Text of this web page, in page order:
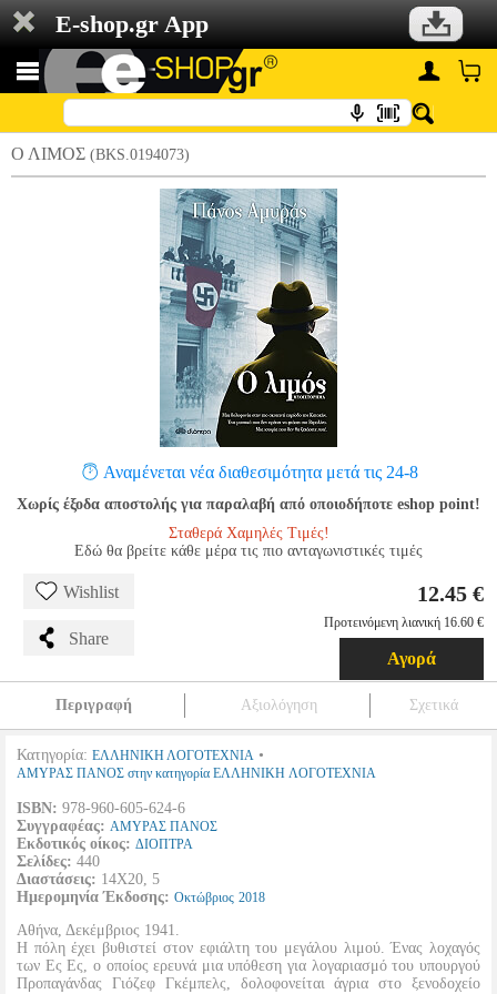
E-shop.gr App
Ο ΛΙΜΟΣ (BKS.0194073)
Αναμένεται νέα διαθεσιμότητα μετά τις 24-8
Χωρίς έξοδα αποστολής για παραλαβή από οποιοδήποτε eshop point!
Σταθερά Χαμηλές Τιμές!
Εδώ θα βρείτε κάθε μέρα τις πιο ανταγωνιστικές τιμές
Wishlist
Share
12.45 €
Προτεινόμενη λιανική 16.60 €
Αγορά
Περιγραφή Αξιολόγηση Σχετικά
Κατηγορία: ΕΛΛΗΝΙΚΗ ΛΟΓΟΤΕΧΝΙΑ •
ΑΜΥΡΑΣ ΠΑΝΟΣ στην κατηγορία ΕΛΛΗΝΙΚΗ ΛΟΓΟΤΕΧΝΙΑ
ISBN: 978-960-605-624-6
Συγγραφέας: ΑΜΥΡΑΣ ΠΑΝΟΣ
Εκδοτικός οίκος: ΔΙΟΠΤΡΑ
Σελίδες: 440
Διαστάσεις: 14Χ20, 5
Ημερομηνία Έκδοσης: Οκτώβριος 2018
Αθήνα, Δεκέμβριος 1941.
Η πόλη έχει βυθιστεί στον εφιάλτη του μεγάλου λιμού. Ένας λοχαγός
των Ες Ες, ο οποίος ερευνά μια υπόθεση για λογαριασμό του υπουργού
Προπαγάνδας Γιόζεφ Γκέμπελς, δολοφονείται άγρια στο ξενοδοχείο